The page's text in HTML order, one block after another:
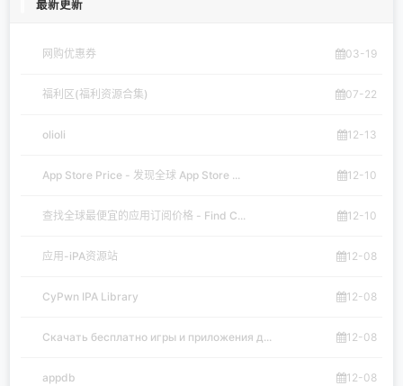
最新更新
网购优惠券 03-19
福利区(福利资源合集) 07-22
olioli 12-13
App Store Price - 发现全球 App Store ... 12-10
查找全球最便宜的应用订阅价格 - Find C... 12-10
应用-iPA资源站 12-08
CyPwn IPA Library 12-08
Скачать бесплатно игры и приложения д... 12-08
appdb 12-08